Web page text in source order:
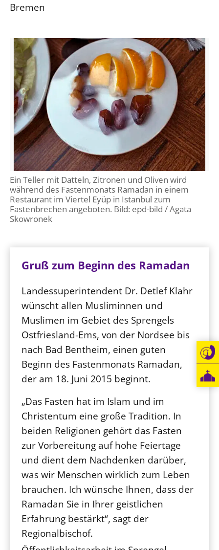
Bremen
Ein Teller mit Datteln, Zitronen und Oliven wird
während des Fastenmonats Ramadan in einem
Restaurant im Viertel Eyüp in Istanbul zum
Fastenbrechen angeboten. Bild: epd-bild / Agata
Skowronek
Gruß zum Beginn des Ramadan
Landessuperintendent Dr. Detlef Klahr
wünscht allen Musliminnen und
Muslimen im Gebiet des Sprengels
Ostfriesland-Ems, von der Nordsee bis
nach Bad Bentheim, einen guten
Beginn des Fastenmonats Ramadan,
der am 18. Juni 2015 beginnt.
„Das Fasten hat im Islam und im
Christentum eine große Tradition. In
beiden Religionen gehört das Fasten
zur Vorbereitung auf hohe Feiertage
und dient dem Nachdenken darüber,
was wir Menschen wirklich zum Leben
brauchen. Ich wünsche Ihnen, dass der
Ramadan Sie in Ihrer geistlichen
Erfahrung bestärkt“, sagt der
Regionalbischof.